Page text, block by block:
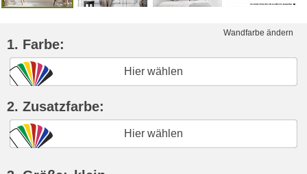
Wandfarbe ändern
1. Farbe:
Hier wählen
2. Zusatzfarbe:
Hier wählen